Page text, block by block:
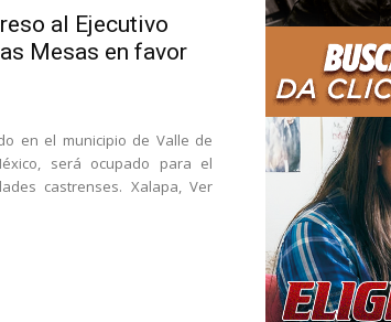
al Ejecutivo
Mesas en favor
en el municipio de Valle de
será ocupado para el
castrenses. Xalapa, Ver